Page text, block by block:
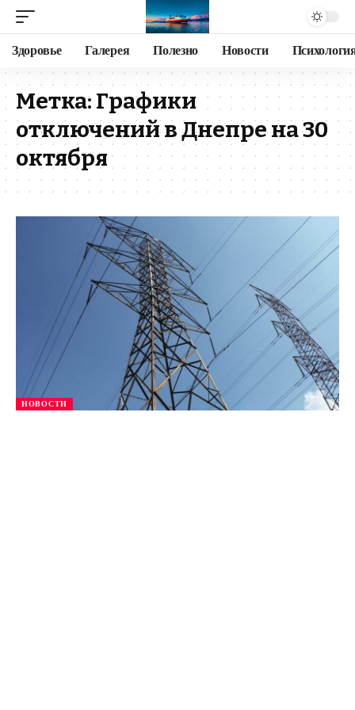
Здоровье Галерея Полезно Новости
Метка: Графики
отключений в Днепре на 30
октября
НОВОСТИ